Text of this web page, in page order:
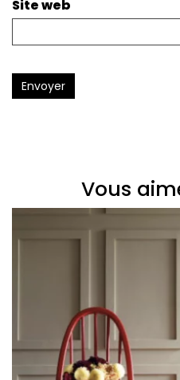
Site web
Envoyer
Vous